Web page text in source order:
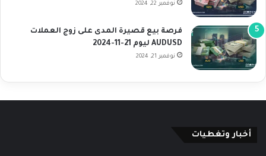
نوفمبر 22, 2024
فرصة بيع قصيرة المدى على زوج العملات
AUDUSD ليوم 21-11-2024
نوفمبر 21, 2024
أخبار وتغطيات